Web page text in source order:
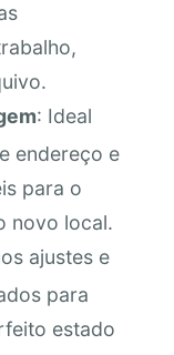
: Ideal
endereço e
para o
novo local.
ajustes e
para
estado